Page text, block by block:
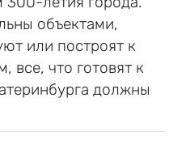
объектами,
или построят к
все, что готовят к
должны